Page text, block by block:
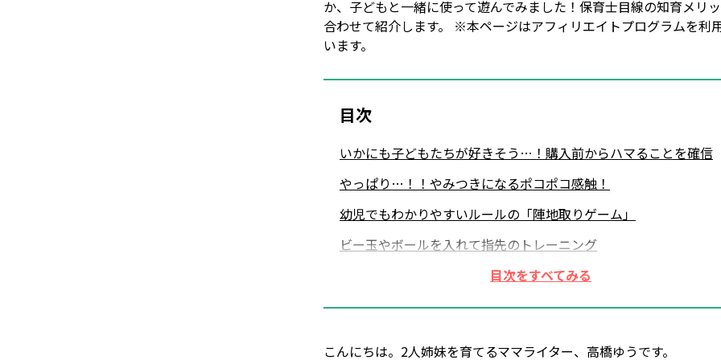
か、子どもと一緒に使って遊んでみました！保育士目線の知育メリ
合わせて紹介します。 ※本ページはアフィリエイトプログラムを利
います。
目次
いかにも子どもたちが好きそう…！購入前からハマることを確信
やっぱり…！！やみつきになるポコポコ感触！
幼児でもわかりやすいルールの「陣地取りゲーム」
ビー玉やボールを入れて指先のトレーニング
遊び方は無限大！数字を覚える学びにもつながる
プッシュポップの知育メリットは？保育士さんに聞いてみました
こんにちは。2人姉妹を育てるママライター、高橋ゆうです。